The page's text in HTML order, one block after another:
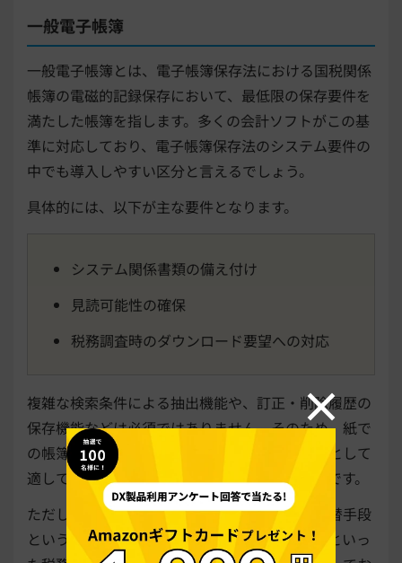
一般電子帳簿
一般電子帳簿とは、電子帳簿保存法における国税関係
帳簿の電磁的記録保存において、最低限の保存要件を
満たした帳簿を指します。多くの会計ソフトがこの基
準に対応しており、電子帳簿保存法のシステム要件の
中でも導入しやすい区分と言えるでしょう。
具体的には、以下が主な要件となります。
システム関係書類の備え付け
見読可能性の確保
税務調査時のダウンロード要望への対応
複雑な検索条件による抽出機能や、訂正・削除履歴の
保存機能などは必須ではありません。そのため、紙で
の帳簿保存から電子保存へ切り替える第一段階として
適しており、幅広い企業が活用できる点が特徴です。
ただし、一般電子帳簿はあくまでも紙保存の代替手段
という位置付けであり、過少申告加算税の軽減といっ